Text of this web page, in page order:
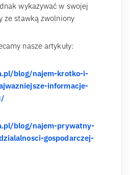
wykazywać w swojej
ze stawką zwolniony
nasze artykuły:
blog/najem-krotko-i-
informacje-
blog/najem-prywatny-
gospodarczej-